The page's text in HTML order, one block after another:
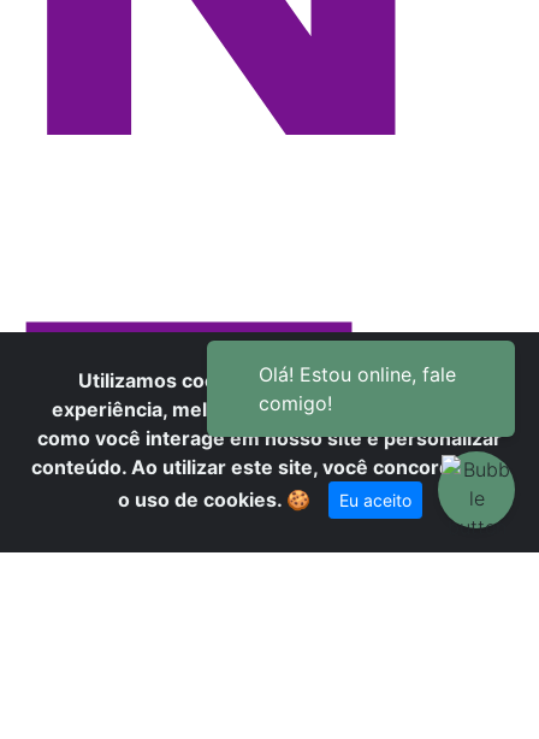
T
Utilizamos cookies para oferecer melhor
experiência, melhorar o desempenho, analisar
como você interage em nosso site e personalizar
conteúdo. Ao utilizar este site, você concorda com
o uso de cookies. 🍪 Eu aceito